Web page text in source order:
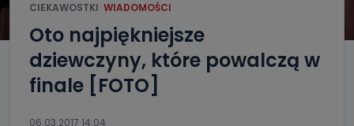
CIEKAWOSTKI WIADOMOŚCI
Oto najpiękniejsze
dziewczyny, które powalczą w
finale [FOTO]
06.03.2017 14:04